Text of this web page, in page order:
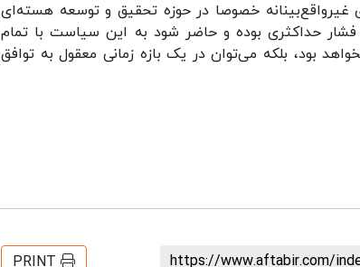
خصوصا در حوزه تحقیق و توسعه هسته‌ای
حداکثری بوده و حاضر شود به این سیاست با تمام
بود، بلکه می‌توان در یک بازه زمانی معقول به توافق
https://www.aftabir.com/
PRINT